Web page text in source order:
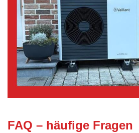
FAQ – häufige Fragen